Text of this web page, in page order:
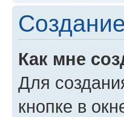
Как мне
Для
кнопке в